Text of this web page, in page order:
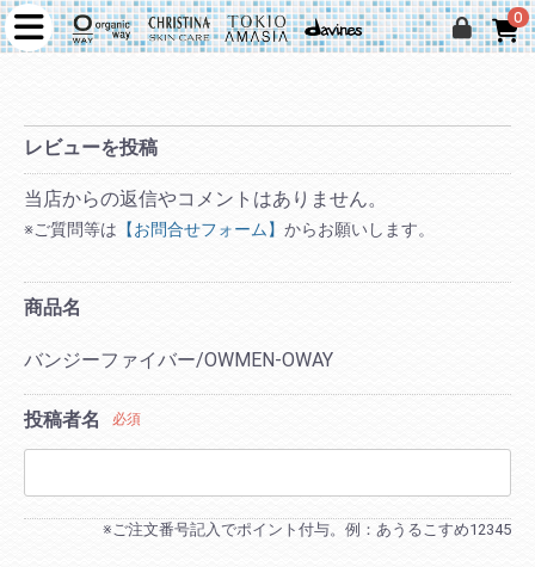
0
レビューを投稿
当店からの返信やコメントはありません。
※ご質問等は 【お問合せフォーム】 からお願いします。
商品名
バンジーファイバー/OWMEN-OWAY
投稿者名 必須
※ご注文番号記入でポイント付与。例：あうるこすめ12345